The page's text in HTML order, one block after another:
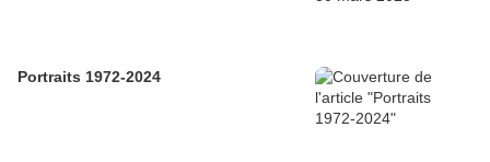
Portraits 1972-2024